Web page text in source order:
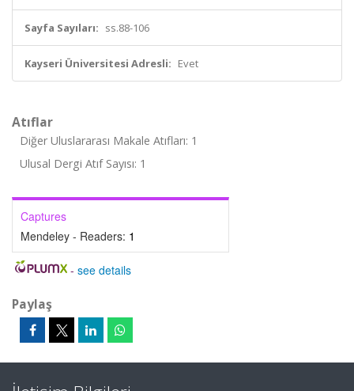
Sayfa Sayıları: ss.88-106
Kayseri Üniversitesi Adresli: Evet
Atıflar
Diğer Uluslararası Makale Atıfları: 1
Ulusal Dergi Atıf Sayısı: 1
Captures
Mendeley - Readers: 1
- see details
Paylaş